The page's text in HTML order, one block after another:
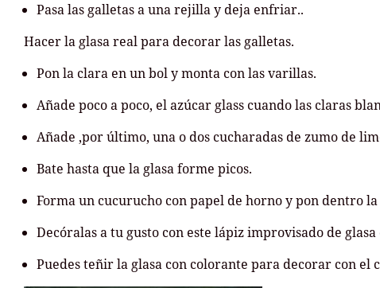
Pasa las galletas a una rejilla y deja enfriar..
Hacer la glasa real para decorar las galletas.
Pon la clara en un bol y monta con las varillas.
Añade poco a poco, el azúcar glass cuando las claras
Añade ,por último, una o dos cucharadas de zumo de
Bate hasta que la glasa forme picos.
Forma un cucurucho con papel de horno y pon dentro la
Decóralas a tu gusto con este lápiz improvisado de
Puedes teñir la glasa con colorante para decorar con el